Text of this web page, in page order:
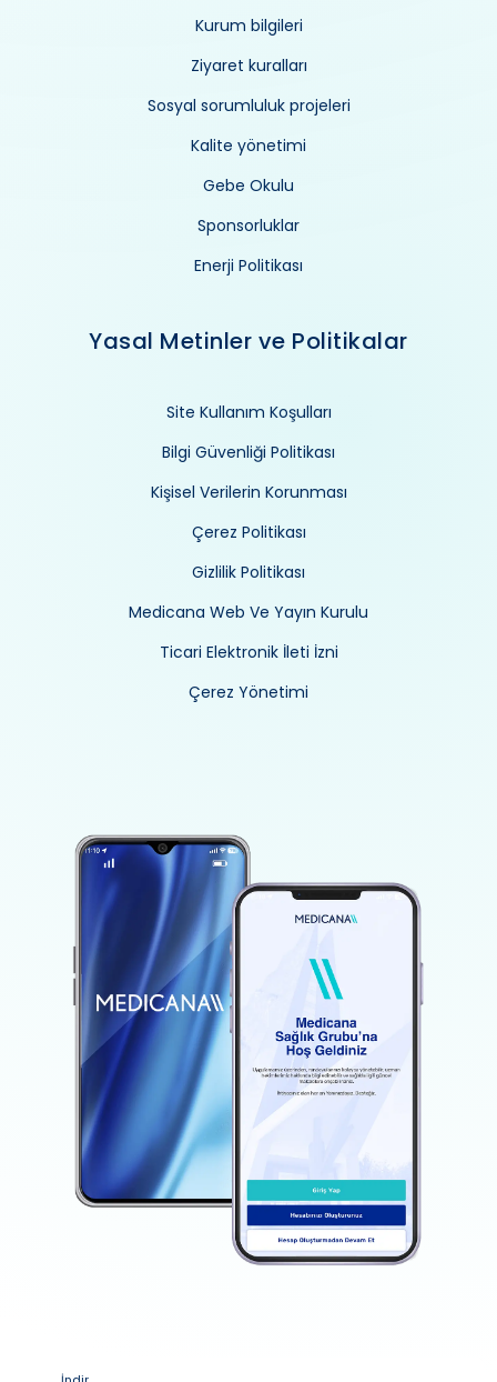
Kurum bilgileri
Ziyaret kuralları
Sosyal sorumluluk projeleri
Kalite yönetimi
Gebe Okulu
Sponsorluklar
Enerji Politikası
Yasal Metinler ve Politikalar
Site Kullanım Koşulları
Bilgi Güvenliği Politikası
Kişisel Verilerin Korunması
Çerez Politikası
Gizlilik Politikası
Medicana Web Ve Yayın Kurulu
Ticari Elektronik İleti İzni
Çerez Yönetimi